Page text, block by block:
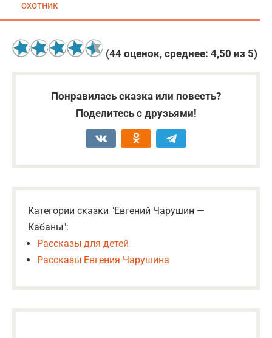
охотник
(44 оценок, среднее: 4,50 из 5)
Понравилась сказка или повесть?
Поделитесь с друзьями!
Категории сказки "Евгений Чарушин —
Кабаны":
Рассказы для детей
Рассказы Евгения Чарушина